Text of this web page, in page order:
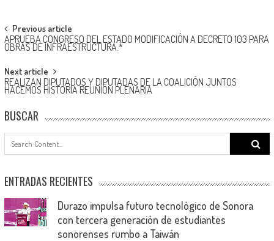
Post
navigation
Previous article
APRUEBA CONGRESO DEL ESTADO MODIFICACIÓN A DECRETO 103 PARA
OBRAS DE INFRAESTRUCTURA.*
Next article
REALIZAN DIPUTADOS Y DIPUTADAS DE LA COALICIÓN JUNTOS
HACEMOS HISTORIA REUNIÓN PLENARIA
BUSCAR
Search
for:
ENTRADAS RECIENTES
Durazo impulsa futuro tecnológico de Sonora
con tercera generación de estudiantes
sonorenses rumbo a Taiwán